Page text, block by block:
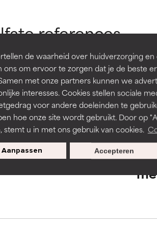
de waarheid over huidverzorging en
ons om ervoor te zorgen dat je de beste
met onze partners kunnen we
interesses. Cookies stellen sociale
voor andere doeleinden te
hoe onze site wordt gebruikt. Door op
stemt u in met ons gebruik van cookies.
Aanpassen Accepteren
references
pages 151S-161S
to assess ingredients in this
de textuur, stabiliteit of doordringbaarheid
irriterend maar kan esthetische,
is aanwezig. Het risico wordt vergroot
ingrediënten.
droogheid, enz. veroorzaken. Kan
de textuur, stabiliteit of doordringbaarheid
irriterend maar kan esthetische,
is aanwezig. Het risico wordt vergroot
ingrediënten.
droogheid, enz. veroorzaken. Kan
Exclusieve